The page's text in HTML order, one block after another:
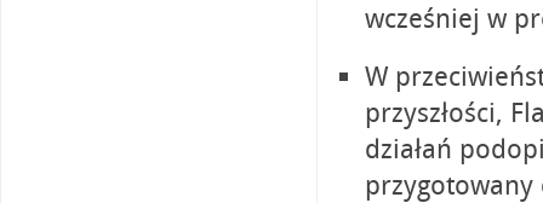
wcześniej w
W
przyszłości,
działań